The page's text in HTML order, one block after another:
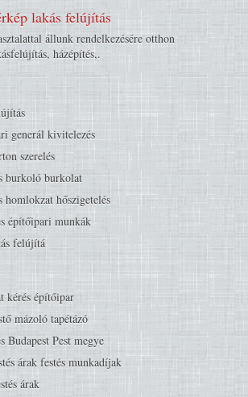
lakás felújítás
állunk rendelkezésére otthon
házépítés,.
generál kivitelezés
szerelés
burkoló burkolat
homlokzat hőszigetelés
építőipari munkák
felújítá
kérés építőipar
mázoló tapétázó
Budapest Pest megye
árak festés munkadíjak
árak